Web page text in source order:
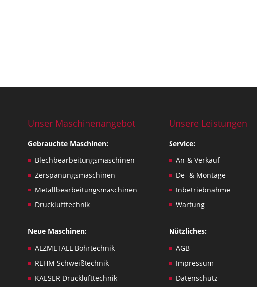
Unser Maschinenangebot
Gebrauchte Maschinen:
Blechbearbeitungsmaschinen
Zerspanungsmaschinen
Metallbearbeitungsmaschinen
Drucklufttechnik
Neue Maschinen:
ALZMETALL Bohrtechnik
REHM Schweißtechnik
KAESER Drucklufttechnik
Unsere Leistungen
Service:
An-& Verkauf
De- & Montage
Inbetriebnahme
Wartung
Nützliches:
AGB
Impressum
Datenschutz